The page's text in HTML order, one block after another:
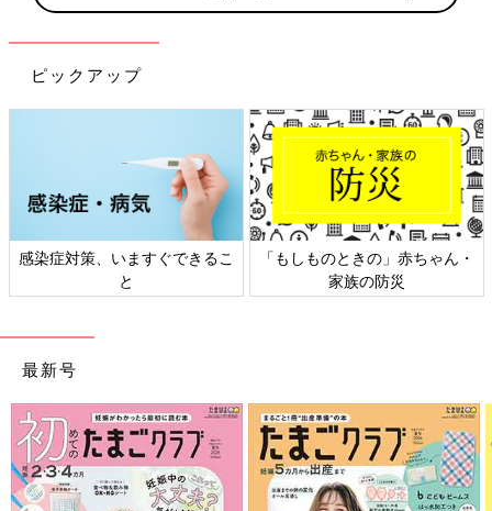
ピックアップ
日本外来小児科学会リーフレッ
ト検討会
六星占術 細木かおりさんの人生
相談
最新号